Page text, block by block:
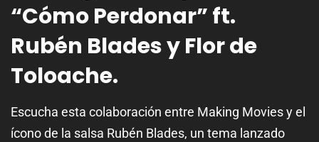
“Cómo Perdonar” ft.
Rubén Blades y Flor de
Toloache.
Escucha esta colaboración entre Making Movies y el
ícono de la salsa Rubén Blades, un tema lanzado